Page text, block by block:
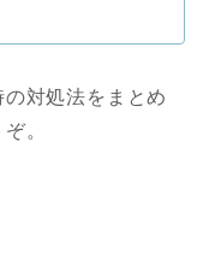
の対処法をまとめ
。